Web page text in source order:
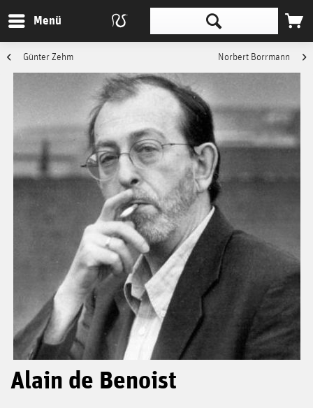
Menü
Günter Zehm Norbert Borrmann
Alain de Benoist